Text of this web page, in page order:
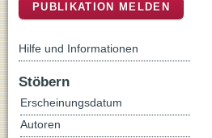
PUBLIKATION MELDEN
Hilfe und Informationen
Stöbern
Erscheinungsdatum
Autoren